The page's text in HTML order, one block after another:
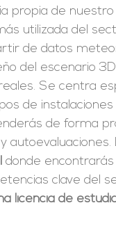
propia de
utilizada del
de datos
del escenario
Se centra
de
de forma
donde
clave del
licencia de